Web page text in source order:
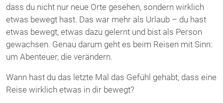
dass du nicht nur neue Orte gesehen, sondern wirklich
etwas bewegt hast. Das war mehr als Urlaub – du hast
etwas bewegt, etwas dazu gelernt und bist als Person
gewachsen. Genau darum geht es beim Reisen mit Sinn:
um Abenteuer, die verändern.
Wann hast du das letzte Mal das Gefühl gehabt, dass eine
Reise wirklich etwas in dir bewegt?